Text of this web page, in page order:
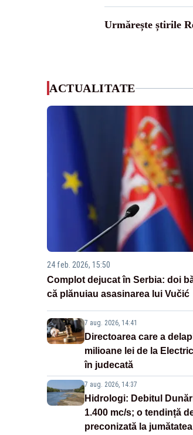
Urmărește știrile
ACTUALITATE
24 feb. 2026, 15:50
Complot dejucat în Serbia: doi
că plănuiau asasinarea lui Vučić
7 aug. 2026, 14:41
Directoarea care a
milioane lei de la
în judecată
7 aug. 2026, 14:37
Hidrologi: Debitul
1.400 mc/s; o tendință
preconizată la